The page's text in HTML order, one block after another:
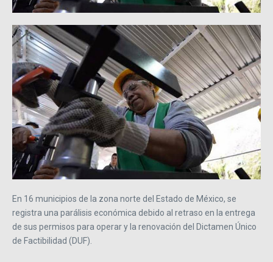
En 16 municipios de la zona norte del Estado de México, se
registra una parálisis económica debido al retraso en la entrega
de sus permisos para operar y la renovación del Dictamen Único
de Factibilidad (DUF).